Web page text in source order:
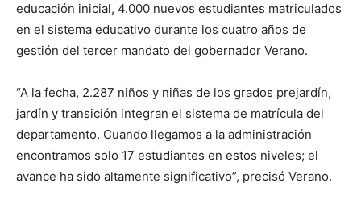
educación inicial, 4.000 nuevos estudiantes matriculados
en el sistema educativo durante los cuatro años de
gestión del tercer mandato del gobernador Verano.
“A la fecha, 2.287 niños y niñas de los grados prejardín,
jardín y transición integran el sistema de matrícula del
departamento. Cuando llegamos a la administración
encontramos solo 17 estudiantes en estos niveles; el
avance ha sido altamente significativo”, precisó Verano.